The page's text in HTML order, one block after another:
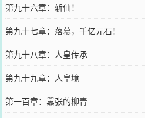
第九十六章：斩仙！
第九十七章：落幕，千亿元石！
第九十八章：人皇传承
第九十九章：人皇境
第一百章：嚣张的柳青